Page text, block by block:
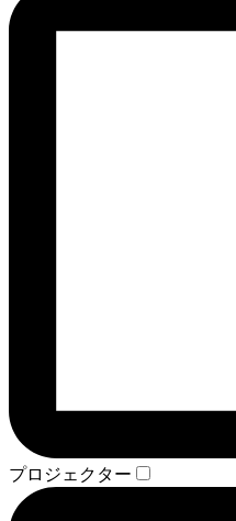
プロジェクター